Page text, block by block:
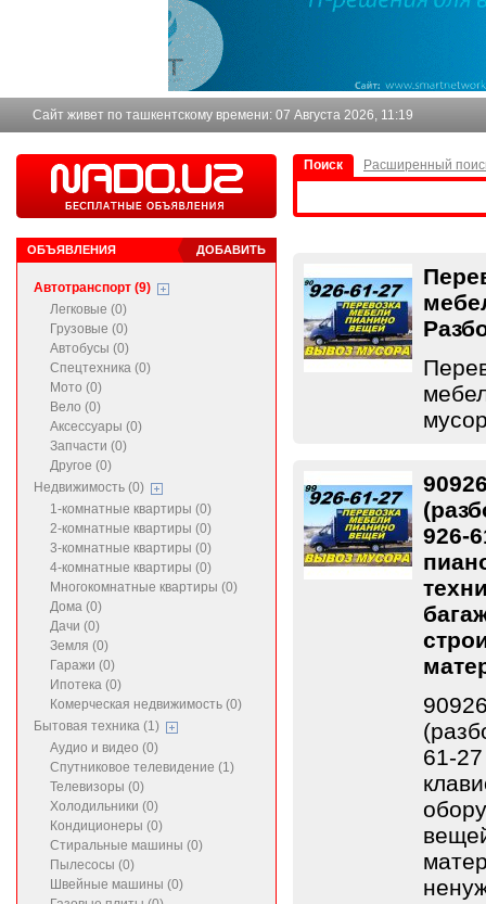
Сайт живет по ташкентскому времени: 07 Августа 2026, 11:19
ДОБАВИТЬ
ОБЪЯВЛЕНИЯ
Автотранспорт (9)
Легковые (0)
Грузовые (0)
Автобусы (0)
Спецтехника (0)
Мото (0)
Вело (0)
Аксессуары (0)
Запчасти (0)
Другое (0)
Недвижимость (0)
1-комнатные квартиры (0)
2-комнатные квартиры (0)
3-комнатные квартиры (0)
4-комнатные квартиры (0)
Многокомнатные квартиры (0)
Дома (0)
Дачи (0)
Земля (0)
Гаражи (0)
Ипотека (0)
Комерческая недвижимость (0)
Бытовая техника (1)
Аудио и видео (0)
Спутниковое телевидение (1)
Телевизоры (0)
Холодильники (0)
Кондиционеры (0)
Стиральные машины (0)
Пылесосы (0)
Швейные машины (0)
Поиск Расширенный
926-
61-